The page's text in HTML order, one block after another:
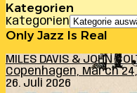
Kategorien
Kategorien
Only Jazz Is Real
MILES DAVIS & JOHN
Copenhagen, March
26. Juli 2026